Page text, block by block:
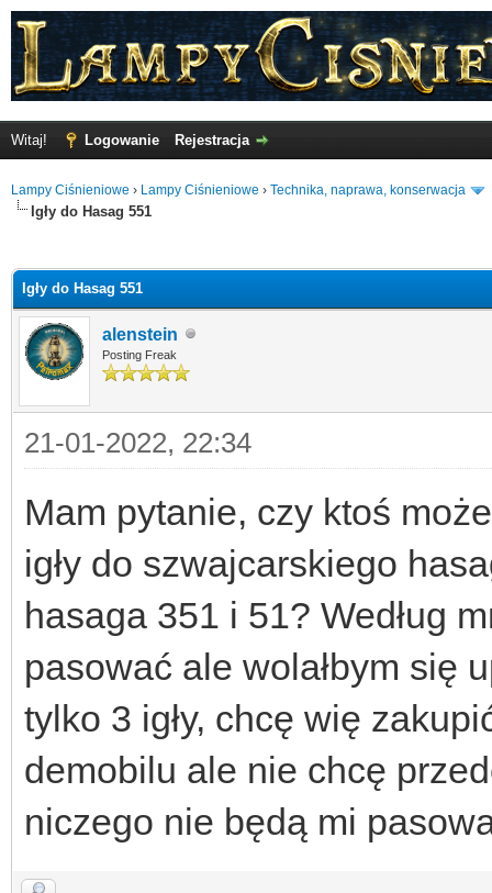
Witaj! Logowanie Rejestracja
Lampy Ciśnieniowe › Lampy Ciśnieniowe › Technika, naprawa, konserwacja
Igły do Hasag 551
Igły do Hasag 551
alenstein
Posting Freak
21-01-2022, 22:34
Mam pytanie, czy ktoś
igły do szwajcarskiego
hasaga 351 i 51? Według
pasować ale wolałbym się
tylko 3 igły, chcę wię
demobilu ale nie chcę
niczego nie będą mi